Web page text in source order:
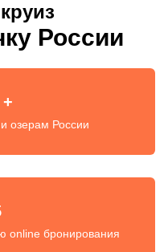
России
озерам России
online бронирования